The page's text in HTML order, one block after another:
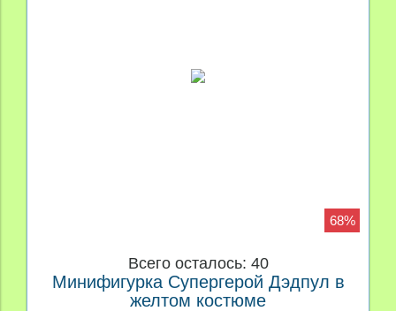
68%
Всего осталось: 40
Минифигурка Супергерой Дэдпул в
желтом костюме